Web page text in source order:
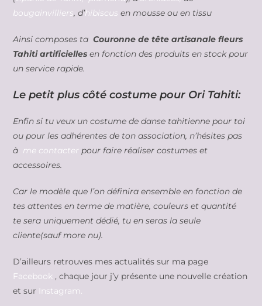
bougainvilliers, d’hibiscus en mousse ou en tissu
Ainsi composes taCouronne de tête artisanale fleurs
Tahiti artificielles en fonction des produits en stock pour
un service rapide.
Le petit plus côté costume pour Ori Tahiti:
Enfin si tu veux un costume de danse tahitienne pour toi
ou pour les adhérentes de ton association, n’hésites pas
à me contacter pour faire réaliser costumes et
accessoires.
Car le modèle que l’on définira ensemble en fonction de
tes attentes en terme de matière, couleurs et quantité
te sera uniquement dédié, tu en seras la seule
cliente(sauf more nu).
D’ailleurs retrouves mes actualités sur ma page
Facebook , chaque jour j’y présente une nouvelle création
et sur Instagram.